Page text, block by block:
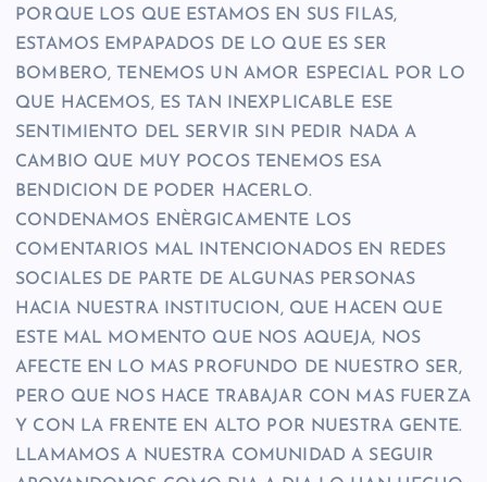
PORQUE LOS QUE ESTAMOS EN SUS FILAS,
ESTAMOS EMPAPADOS DE LO QUE ES SER
BOMBERO, TENEMOS UN AMOR ESPECIAL POR LO
QUE HACEMOS, ES TAN INEXPLICABLE ESE
SENTIMIENTO DEL SERVIR SIN PEDIR NADA A
CAMBIO QUE MUY POCOS TENEMOS ESA
BENDICION DE PODER HACERLO.
CONDENAMOS ENÈRGICAMENTE LOS
COMENTARIOS MAL INTENCIONADOS EN REDES
SOCIALES DE PARTE DE ALGUNAS PERSONAS
HACIA NUESTRA INSTITUCION, QUE HACEN QUE
ESTE MAL MOMENTO QUE NOS AQUEJA, NOS
AFECTE EN LO MAS PROFUNDO DE NUESTRO SER,
PERO QUE NOS HACE TRABAJAR CON MAS FUERZA
Y CON LA FRENTE EN ALTO POR NUESTRA GENTE.
LLAMAMOS A NUESTRA COMUNIDAD A SEGUIR